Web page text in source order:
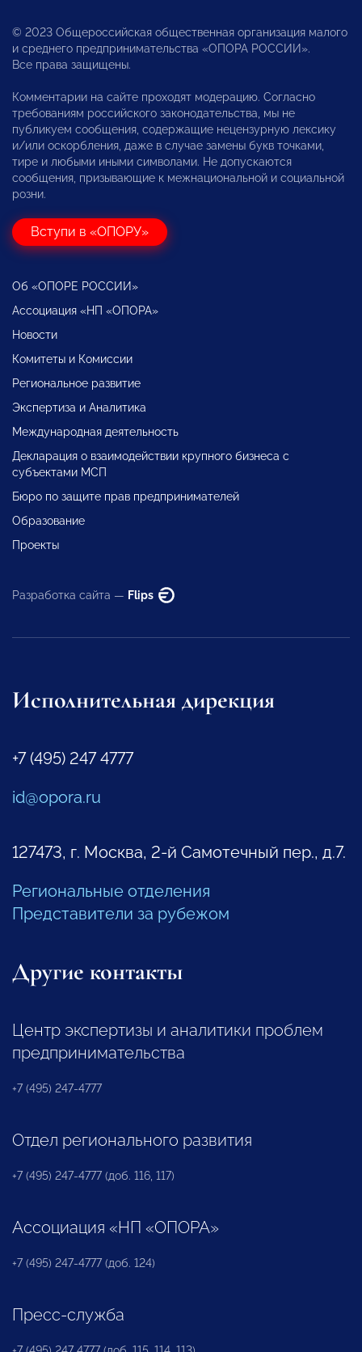
© 2023 Общероссийская общественная организация малого
и среднего предпринимательства «ОПОРА РОССИИ».
Все права защищены.
Комментарии на сайте проходят модерацию. Согласно
требованиям российского законодательства, мы не
публикуем сообщения, содержащие нецензурную лексику
и/или оскорбления, даже в случае замены букв точками,
тире и любыми иными символами. Не допускаются
сообщения, призывающие к межнациональной и социальной
розни.
Вступи в «ОПОРУ»
Об «ОПОРЕ РОССИИ»
Ассоциация «НП «ОПОРА»
Новости
Комитеты и Комиссии
Региональное развитие
Экспертиза и Аналитика
Международная деятельность
Декларация о взаимодействии крупного бизнеса с
субъектами МСП
Бюро по защите прав предпринимателей
Образование
Проекты
Разработка сайта — Flips
Исполнительная дирекция
+7 (495) 247 4777
id@opora.ru
127473, г. Москва, 2-й Самотечный пер., д.7.
Региональные отделения
Представители за рубежом
Другие контакты
Центр экспертизы и аналитики проблем
предпринимательства
+7 (495) 247-4777
Отдел регионального развития
+7 (495) 247-4777 (доб. 116, 117)
Ассоциация «НП «ОПОРА»
+7 (495) 247-4777 (доб. 124)
Пресс-служба